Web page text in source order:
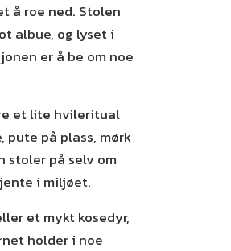
å roe ned. Stolen
albue, og lyset i
er å be om noe
et lite hvileritual
pute på plass, mørk
stoler på selv om
i miljøet.
et mykt kosedyr,
holder i noe